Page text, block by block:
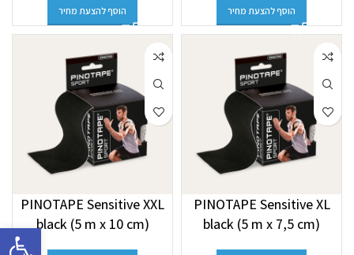
הוסף להצעת מחיר הוסף להצעת מחיר
PINOTAPE Sensitive XL
black (5 m x 7,5 cm)
PINOTAPE Sensitive XXL
black (5 m x 10 cm)פתח